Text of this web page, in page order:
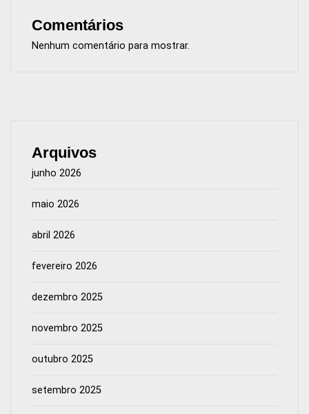
Comentários
Nenhum comentário para mostrar.
Arquivos
junho 2026
maio 2026
abril 2026
fevereiro 2026
dezembro 2025
novembro 2025
outubro 2025
setembro 2025